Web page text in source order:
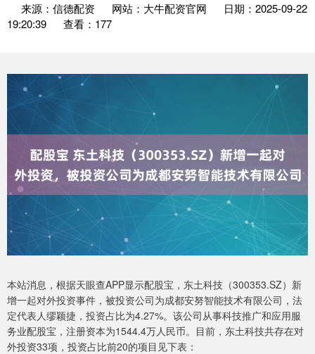
来源：信德配资 网站：大牛配资官网
日期：2025-09-22
19:20:39
查看：177
本站消息，根据天眼查APP显示配股宝，东土科技（300353.SZ）新
增一起对外投资事件，被投资公司为成都安努智能技术有限公司，法
定代表人缪颖捷，投资占比为4.27%。该公司从事科技推广和应用服
务业配股宝，注册资本为1544.4万人民币。目前，东土科技共存在对
外投资33项，投资占比前20的项目见下表：